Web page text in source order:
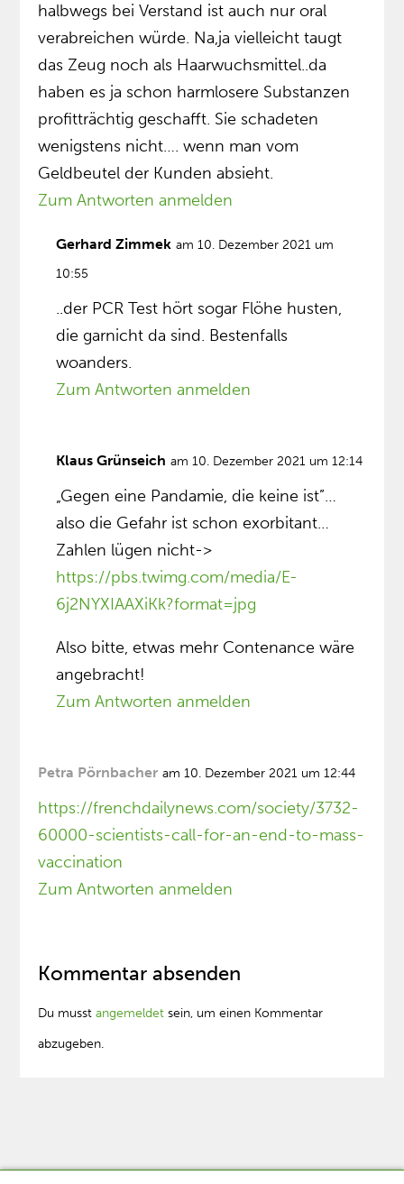
halbwegs bei Verstand ist auch nur oral
verabreichen würde. Na,ja vielleicht taugt
das Zeug noch als Haarwuchsmittel..da
haben es ja schon harmlosere Substanzen
profitträchtig geschafft. Sie schadeten
wenigstens nicht…. wenn man vom
Geldbeutel der Kunden absieht.
Zum Antworten anmelden
Gerhard Zimmek am 10. Dezember 2021 um
10:55
..der PCR Test hört sogar Flöhe husten,
die garnicht da sind. Bestenfalls
woanders.
Zum Antworten anmelden
Klaus Grünseich am 10. Dezember 2021 um 12:14
„Gegen eine Pandamie, die keine ist”…
also die Gefahr ist schon exorbitant…
Zahlen lügen nicht->
https://pbs.twimg.com/media/E-
6j2NYXIAAXiKk?format=jpg
Also bitte, etwas mehr Contenance wäre
angebracht!
Zum Antworten anmelden
Petra Pörnbacher am 10. Dezember 2021 um 12:44
https://frenchdailynews.com/society/3732-
60000-scientists-call-for-an-end-to-mass-
vaccination
Zum Antworten anmelden
Kommentar absenden
Du musstangemeldet sein, um einen Kommentar
abzugeben.